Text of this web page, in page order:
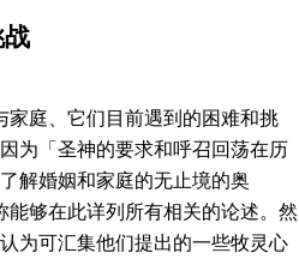
庭、它们目前遇到的困难和挑
为「圣神的要求和呼召回荡在历
解婚姻和家庭的无止境的奥
够在此详列所有相关的论述。然
为可汇集他们提出的一些牧灵心